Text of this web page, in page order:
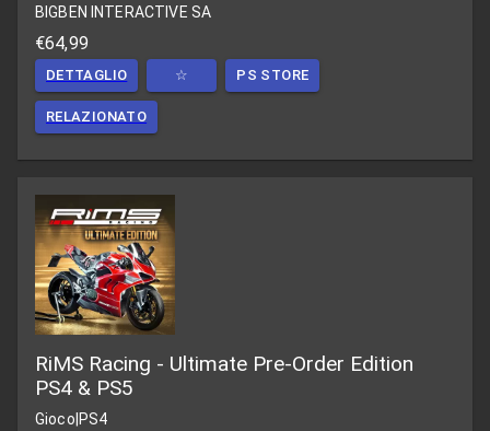
BIGBEN INTERACTIVE SA
€64,99
DETTAGLIO ☆ PS STORE
RELAZIONATO
RiMS Racing - Ultimate Pre-Order Edition
PS4 & PS5
Gioco|PS4